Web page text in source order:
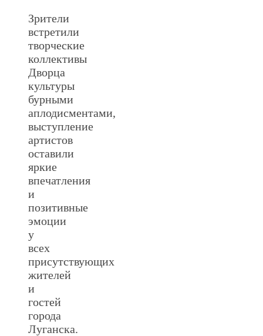
Зрители
встретили
творческие
коллективы
Дворца
культуры
бурными
аплодисментами,
выступление
артистов
оставили
яркие
впечатления
и
позитивные
эмоции
у
всех
присутствующих
жителей
и
гостей
города
Луганска.